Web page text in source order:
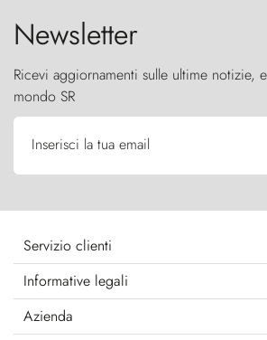
Newsletter
Ricevi aggiornamenti sulle ultime notizie,
mondo SR
Inserisci la tua email
Servizio clienti
Informative legali
Azienda